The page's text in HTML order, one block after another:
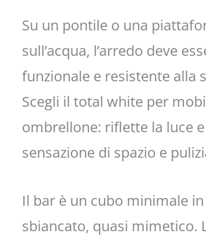
Su un pontile o una
sull’acqua, l’arredo deve
funzionale e resistente alla
Scegli il total white per
ombrellone: riflette la luce
sensazione di spazio e
Il bar è un cubo minimale
sbiancato, quasi mimetico.